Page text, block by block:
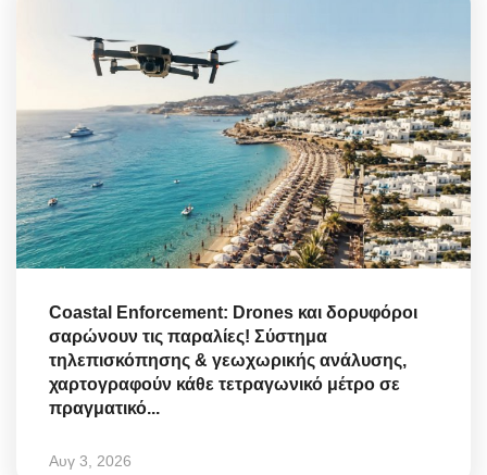
Coastal Enforcement: Drones και δορυφόροι
σαρώνουν τις παραλίες! Σύστημα
τηλεπισκόπησης & γεωχωρικής ανάλυσης,
χαρτογραφούν κάθε τετραγωνικό μέτρο σε
πραγματικό...
Αυγ 3, 2026